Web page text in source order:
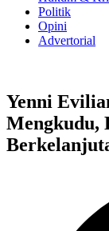
Politik
Opini
Advertorial
Yenni
Mengkudu,